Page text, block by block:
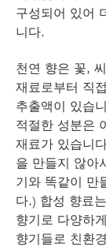
구성되어 있어
니다.
천연 향은 꽃,
재료로부터 직
추출액이 있습
적절한 성분은
재료가 있습니
을 만들지 않아
기와 똑같이 만
다.) 합성 향료
향기로 다양하
향기들로 친환